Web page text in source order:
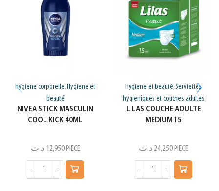
hygiene corporelle, Hygiene et
beauté
NIVEA STICK MASCULIN
COOL KICK 40ML
12,950 د.ت PIECE
Hygiene et beauté,Serviettes
hygieniques et couches adultes
LILAS COUCHE ADULTE
MEDIUM 15
24,250 د.ت PIECE